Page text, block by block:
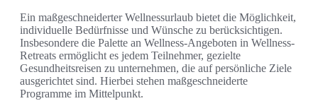
Ein maßgeschneiderter Wellnessurlaub bietet die Möglichkeit,
individuelle Bedürfnisse und Wünsche zu berücksichtigen.
Insbesondere die Palette an Wellness-Angeboten in Wellness-
Retreats ermöglicht es jedem Teilnehmer, gezielte
Gesundheitsreisen zu unternehmen, die auf persönliche Ziele
ausgerichtet sind. Hierbei stehen maßgeschneiderte
Programme im Mittelpunkt.